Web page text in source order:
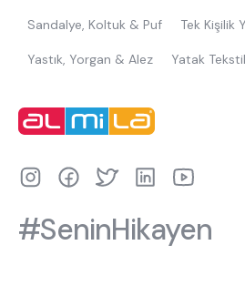
Sandalye, Koltuk & Puf Tek Kişilik
Yastık, Yorgan & Alez Yatak
#SeninHikayen